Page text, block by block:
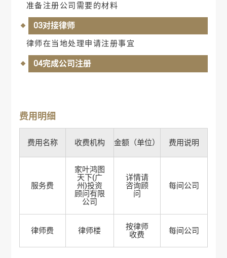
准备注册公司需要的材料
03对接律师
律师在当地处理申请注册事宜
04完成公司注册
费用明细
费用名称 收费机构 金额（单位） 费用说明
服务费
家叶鸿图
天下(广
州)投资
顾问有限
公司
详情请
咨询顾
问
每间公司
律师费 律师楼
按律师
收费
每间公司